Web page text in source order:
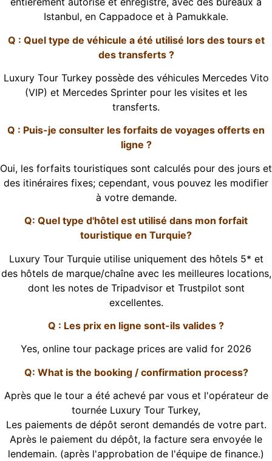
Istanbul, en Cappadoce et à Pamukkale.
Q : Quel type de véhicule a été utilisé lors des tours et
des transferts ?
Luxury Tour Turkey possède des véhicules Mercedes Vito
(VIP) et Mercedes Sprinter pour les visites et les
transferts.
Q : Puis-je consulter les forfaits de voyages offerts en
ligne ?
Oui, les forfaits touristiques sont calculés pour des jours et
des itinéraires fixes; cependant, vous pouvez les modifier
à votre demande.
Q: Quel type d'hôtel est utilisé dans mon forfait
touristique en Turquie?
Luxury Tour Turquie utilise uniquement des hôtels 5* et
des hôtels de marque/chaîne avec les meilleures locations,
dont les notes de Tripadvisor et Trustpilot sont
excellentes.
Q : Les prix en ligne sont-ils valides ?
Yes, online tour package prices are valid for 2026
Q: What is the booking / confirmation process?
Après que le tour a été achevé par vous et l'opérateur de
tournée Luxury Tour Turkey,
Les paiements de dépôt seront demandés de votre part.
Après le paiement du dépôt, la facture sera envoyée le
lendemain. (après l'approbation de l'équipe de finance.)